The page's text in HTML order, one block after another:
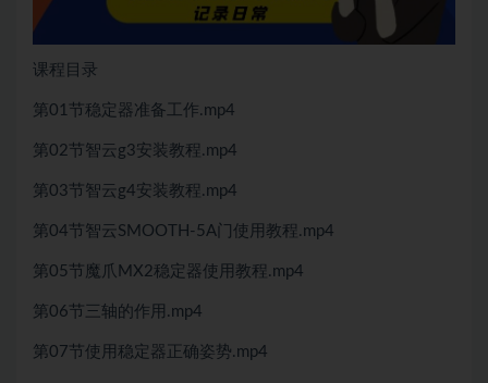
课程目录
第01节稳定器准备工作.mp4
第02节智云g3安装教程.mp4
第03节智云g4安装教程.mp4
第04节智云SMOOTH-5A门使用教程.mp4
第05节魔爪MX2稳定器使用教程.mp4
第06节三轴的作用.mp4
第07节使用稳定器正确姿势.mp4